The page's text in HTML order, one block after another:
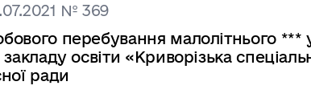
№ 369
перебування малолітнього ***
закладу освіти «Криворізька
ради